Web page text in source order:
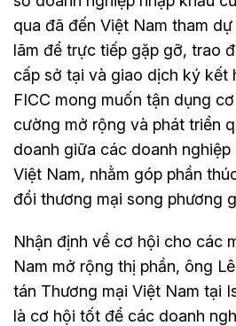
qua đã đến Việt Nam tham
lãm để trực tiếp gặp gỡ, trao
cấp sở tại và giao dịch ký kết
FICC mong muốn tận dụng
cường mở rộng và phát triển
doanh giữa các doanh
Việt Nam, nhằm góp phần
đổi thương mại song phương
Nhận định về cơ hội cho các
Nam mở rộng thị phần, ông
tán Thương mại Việt Nam tại
là cơ hội tốt để các doanh